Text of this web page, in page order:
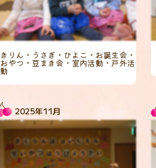
きりん・うさぎ・ひよこ・お誕生会・
おやつ・豆まき会・室内活動・戸外活
動
2025年11月